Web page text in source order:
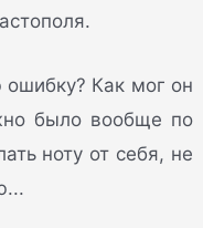
Как мог он
было вообще по
ноту от себя, не